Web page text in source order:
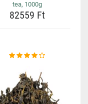
tea, 1000g
82559 Ft